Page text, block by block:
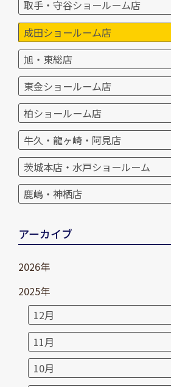
取手・守谷ショールーム店
成田ショールーム店
旭・東総店
東金ショールーム店
柏ショールーム店
牛久・龍ヶ崎・阿見店
茨城本店・水戸ショールーム
鹿嶋・神栖店
アーカイブ
2026年
2025年
12月
11月
10月